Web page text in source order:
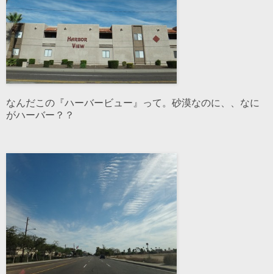
なんだこの『ハーバービュー』って。砂漠なのに、、なに
がハーバー？？